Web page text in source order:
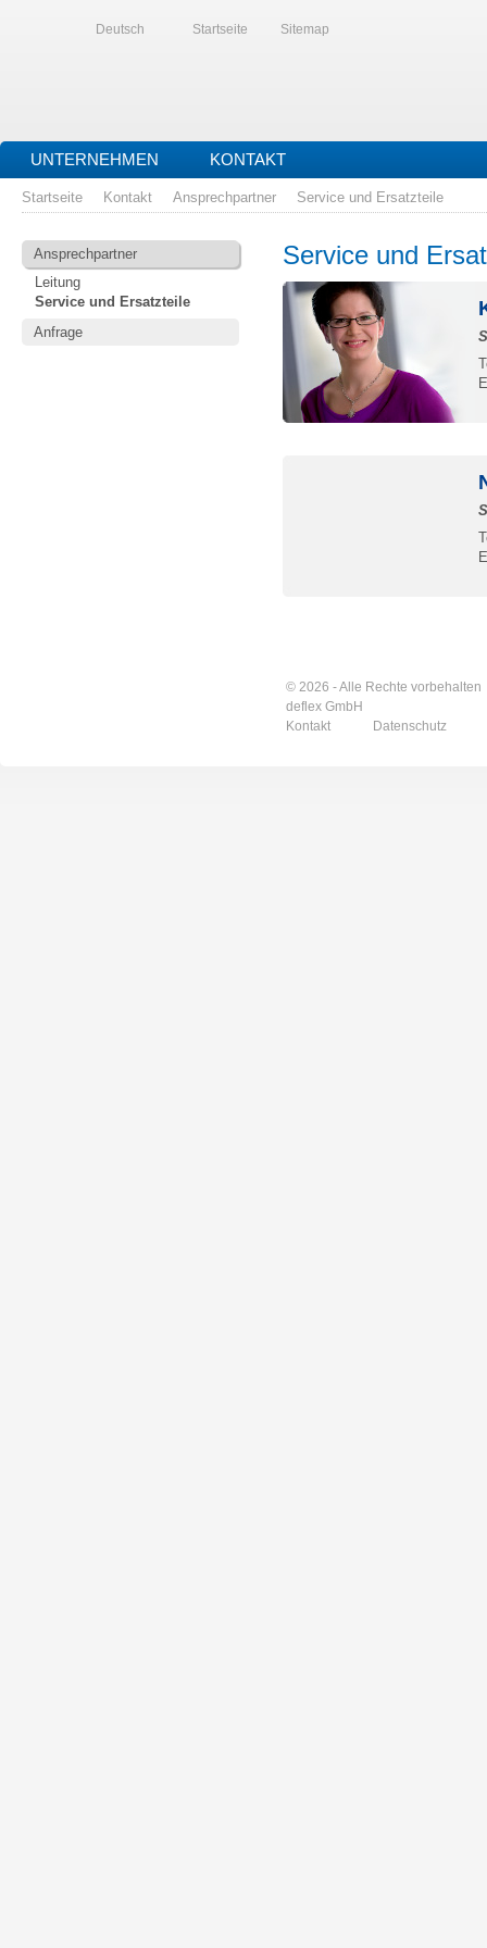
Deutsch Startseite Sitemap
UNTERNEHMEN KONTAKT
Startseite Kontakt Ansprechpartner Service und Ersatzteile
Ansprechpartner
Leitung
Service und Ersatzteile
Anfrage
Service und
© 2026 - Alle Rechte vorbehalten
deflex GmbH
Kontakt
Datenschutz